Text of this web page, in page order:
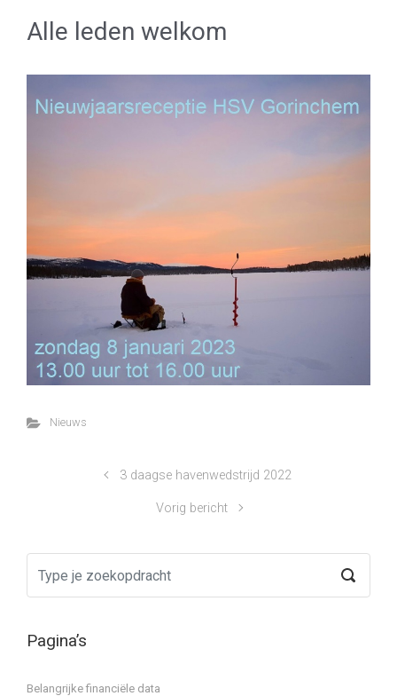
Alle leden welkom
Nieuws
3 daagse havenwedstrijd 2022
Vorig bericht
Pagina’s
Belangrijke financiële data